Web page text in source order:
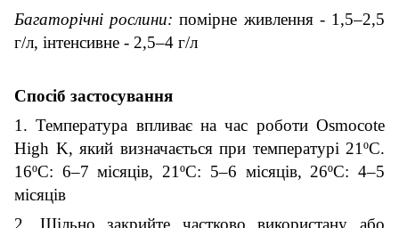
Багаторічні рослини: помірне живлення - 1,5–2,5
г/л, інтенсивне - 2,5–4 г/л
Спосіб застосування
1. Температура впливає на час роботи Osmocote
High K, який визначається при температурі 21ºC.
16ºC: 6–7 місяців, 21ºC: 5–6 місяців, 26ºC: 4–5
місяців
2. Щільно закрийте частково використану або